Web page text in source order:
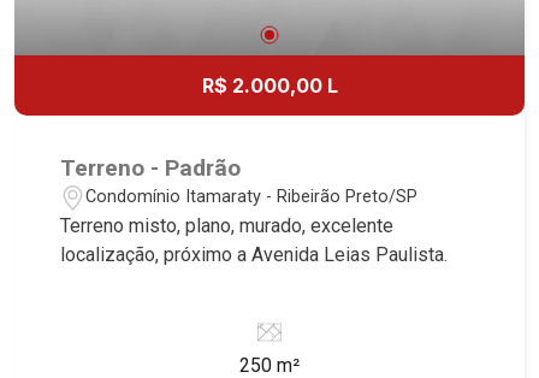
R$ 2.000,00 L
Terreno - Padrão
Condomínio Itamaraty - Ribeirão Preto/SP
Terreno misto, plano, murado, excelente
localização, próximo a Avenida Leias Paulista.
250 m²